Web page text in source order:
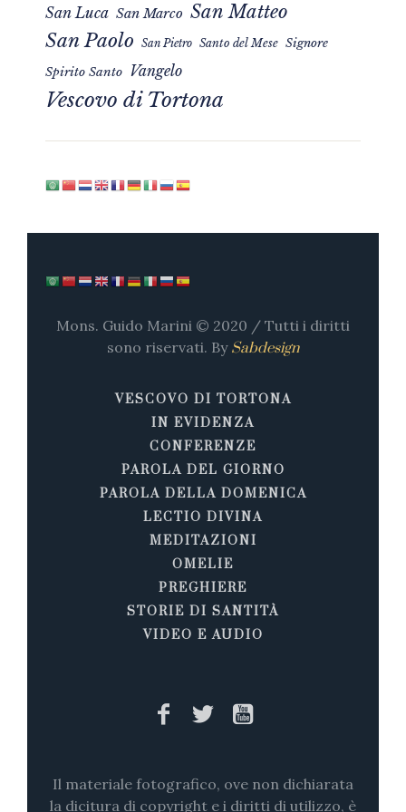
San Luca San Marco San Matteo
San Paolo San Pietro Santo del Mese Signore
Spirito Santo Vangelo
Vescovo di Tortona
Mons. Guido Marini © 2020 / Tutti i diritti
sono riservati. By Sabdesign
VESCOVO DI TORTONA
IN EVIDENZA
CONFERENZE
PAROLA DEL GIORNO
PAROLA DELLA DOMENICA
LECTIO DIVINA
MEDITAZIONI
OMELIE
PREGHIERE
STORIE DI SANTITÀ
VIDEO E AUDIO
Il materiale fotografico, ove non dichiarata
la dicitura di copyright e i diritti di utilizzo, è